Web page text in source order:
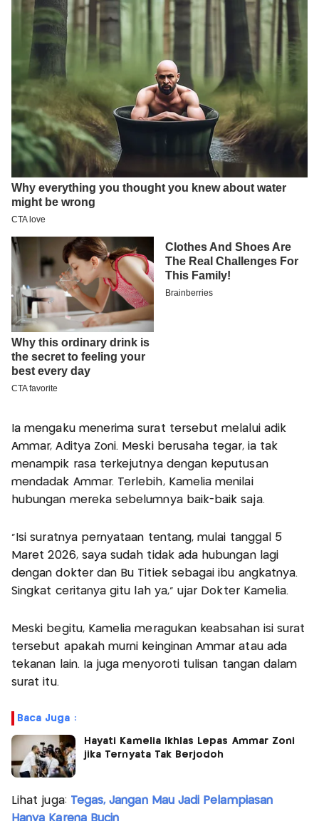
Ia mengaku menerima surat tersebut melalui adik
Ammar, Aditya Zoni. Meski berusaha tegar, ia tak
menampik rasa terkejutnya dengan keputusan
mendadak Ammar. Terlebih, Kamelia menilai
hubungan mereka sebelumnya baik-baik saja.
"Isi suratnya pernyataan tentang, mulai tanggal 5
Maret 2026, saya sudah tidak ada hubungan lagi
dengan dokter dan Bu Titiek sebagai ibu angkatnya.
Singkat ceritanya gitu lah ya," ujar Dokter Kamelia.
Meski begitu, Kamelia meragukan keabsahan isi surat
tersebut apakah murni keinginan Ammar atau ada
tekanan lain. Ia juga menyoroti tulisan tangan dalam
surat itu.
Baca Juga :
Hayati Kamelia Ikhlas Lepas Ammar Zoni
jika Ternyata Tak Berjodoh
Lihat juga: Tegas, Jangan Mau Jadi Pelampiasan
Hanya Karena Bucin